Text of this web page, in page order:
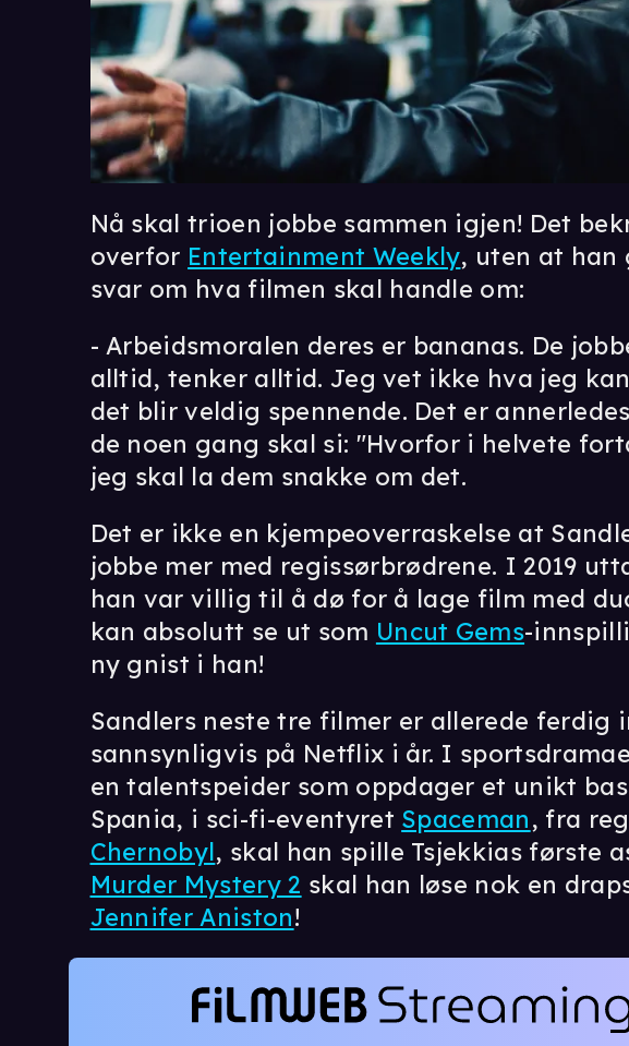
Nå skal trioen jobbe sammen igjen! Det
overfor Entertainment Weekly, uten at han
svar om hva filmen skal handle om:
- Arbeidsmoralen deres er bananas. De
alltid, tenker alltid. Jeg vet ikke hva jeg
det blir veldig spennende. Det er
de noen gang skal si: "Hvorfor i helvete
jeg skal la dem snakke om det.
Det er ikke en kjempeoverraskelse at
jobbe mer med regissørbrødrene. I 2019
han var villig til å dø for å lage film med
kan absolutt se ut som Uncut Gems-
ny gnist i han!
Sandlers neste tre filmer er allerede ferdig
sannsynligvis på Netflix i år. I
en talentspeider som oppdager et unikt
Spania, i sci-fi-eventyret Spaceman, fra
Chernobyl, skal han spille Tsjekkias første
Murder Mystery 2 skal han løse nok en
Jennifer Aniston!